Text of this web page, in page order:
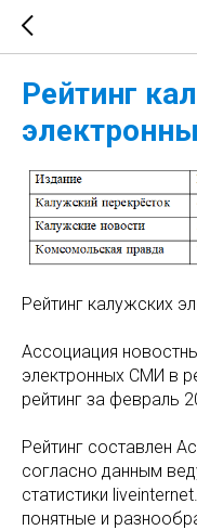
Рейтинг
Рейтинг калужских
Ассоциация
электронных СМИ в
рейтинг за февраль
Рейтинг составлен
согласно данным
статистики
понятные и